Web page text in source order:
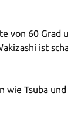
von 60 Grad
ist
wie Tsuba